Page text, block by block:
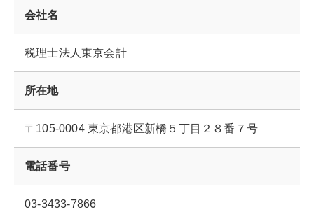
会社名
税理士法人東京会計
所在地
〒105-0004 東京都港区新橋５丁目２８番７号
電話番号
03-3433-7866